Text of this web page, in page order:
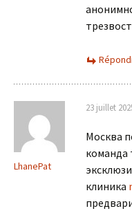
LhanePat
23 juillet
Москва
команда
клиника